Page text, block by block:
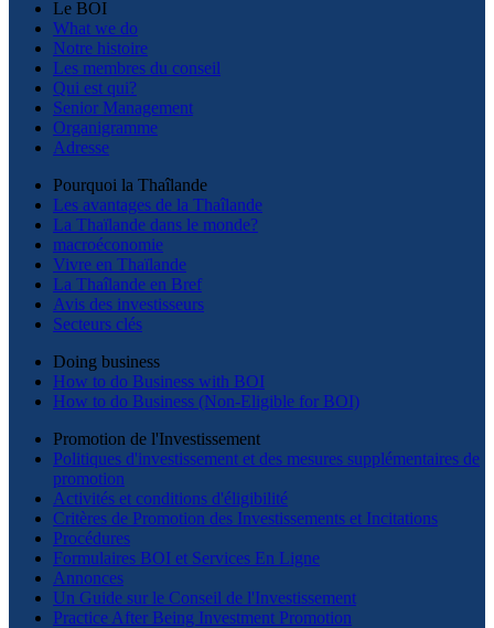
Le BOI
What we do
Notre histoire
Les membres du conseil
Qui est qui?
Senior Management
Organigramme
Adresse
Pourquoi la Thaîlande
Les avantages de la Thaîlande
La Thaïlande dans le monde?
macroéconomie
Vivre en Thaïlande
La Thaîlande en Bref
Avis des investisseurs
Secteurs clés
Doing business
How to do Business with BOI
How to do Business (Non-Eligible for BOI)
Promotion de l'Investissement
Politiques d'investissement et des mesures supplémentaires de
promotion
Activités et conditions d'éligibilité
Critères de Promotion des Investissements et Incitations
Procédures
Formulaires BOI et Services En Ligne
Annonces
Un Guide sur le Conseil de l'Investissement
Practice After Being Investment Promotion